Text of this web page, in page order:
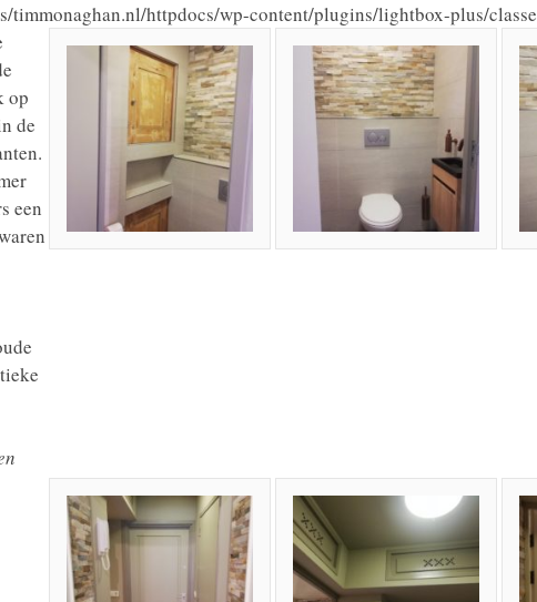
httpdocs/wp-content/plugins/lightbox-plus/
op
de
een